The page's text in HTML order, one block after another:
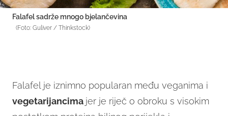
Falafel sadrže mnogo bjelančevina
(Foto: Guliver / Thinkstock)
Falafel je iznimno popularan među veganima i
vegetarijancima jer je riječ o obroku s visokim